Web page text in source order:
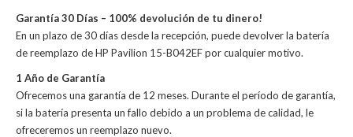
Garantía 30 Días – 100% devolución de tu dinero!
En un plazo de 30 días desde la recepción, puede devolver la batería
de reemplazo de HP Pavilion 15-B042EFpor cualquier motivo.
1 Año de Garantía
Ofrecemos una garantía de 12 meses. Durante el período de garantía,
si la batería presenta un fallo debido a un problema de calidad, le
ofreceremos un reemplazo nuevo.